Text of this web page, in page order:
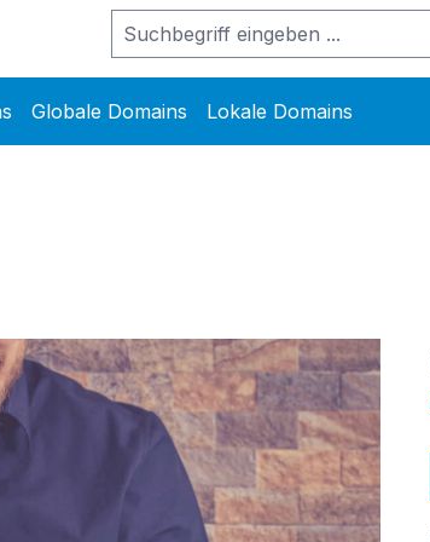
Globale Domains Lokale Domains